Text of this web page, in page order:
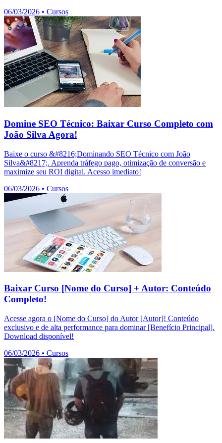
06/03/2026 • Cursos
Domine SEO Técnico: Baixar Curso Completo com
João Silva Agora!
Baixe o curso &#8216;Dominando SEO Técnico com João
Silva&#8217;. Aprenda tráfego pago, otimização de conversão e
maximize seu ROI digital. Acesso imediato!
06/03/2026 • Cursos
Baixar Curso [Nome do Curso] + Autor: Conteúdo
Completo!
Acesse agora o [Nome do Curso] do Autor [Autor]! Conteúdo
exclusivo e de alta performance para dominar [Benefício Principal].
Download disponível!
06/03/2026 • Cursos